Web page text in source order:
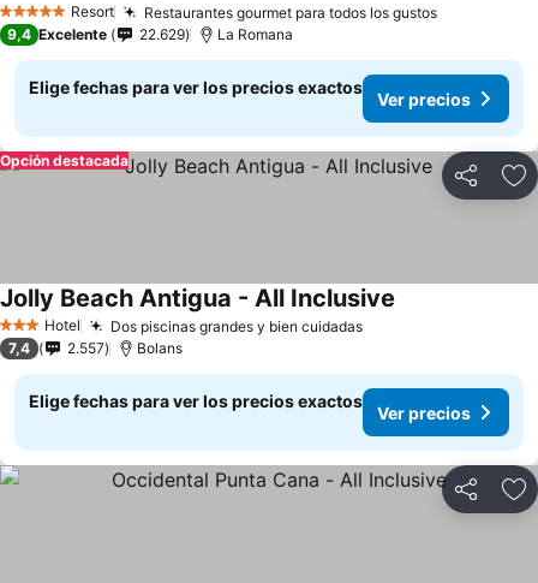
5 Estrellas Resort Restaurantes gourmet para todos los gustos
9,4 Excelente 22.629 La Romana
Elige fechas para ver los precios exactos
Ver precios
Compartir
Opción destacada
3 Estrellas
Hotel Dos piscinas grandes y bien cuidadas
Jolly Beach Antigua - All Inclusive
7,4 2.557 Bolans
Elige fechas para ver los precios exactos
Ver precios
Compartir